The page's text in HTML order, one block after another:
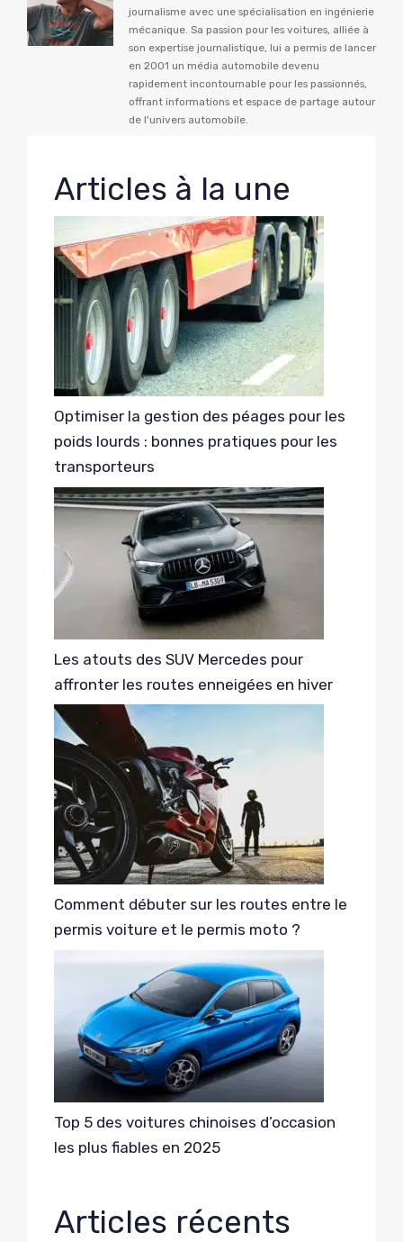
journalisme avec une spécialisation en ingénierie
mécanique. Sa passion pour les voitures, alliée à
son expertise journalistique, lui a permis de lancer
en 2001 un média automobile devenu
rapidement incontournable pour les passionnés,
offrant informations et espace de partage autour
de l'univers automobile.
Articles à la une
Optimiser la gestion des péages pour les
poids lourds : bonnes pratiques pour les
transporteurs
Les atouts des SUV Mercedes pour
affronter les routes enneigées en hiver
Comment débuter sur les routes entre le
permis voiture et le permis moto ?
Top 5 des voitures chinoises d’occasion
les plus fiables en 2025
Articles récents